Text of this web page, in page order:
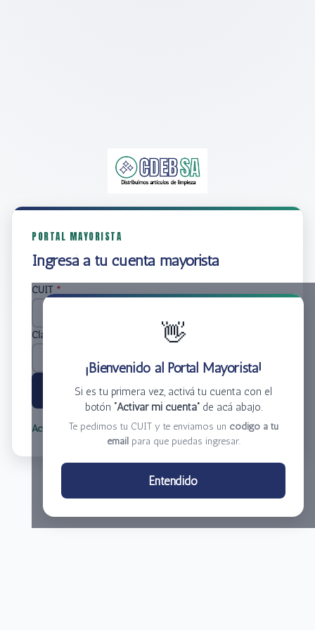
PORTAL MAYORISTA
Ingresá a tu cuenta mayorista
👋
¡Bienvenido al Portal Mayorista!
Si es tu primera vez, activá tu cuenta con el
botón “Activar mi cuenta”de acá abajo.
Te pedimos tu CUIT y te enviamos un código a tu
email para que puedas ingresar.
Entendido
CUIT *
Clave
Ingresar
Activar mi cuenta Olvidé mi clave
Centro de Distribución El Bacha S.A.